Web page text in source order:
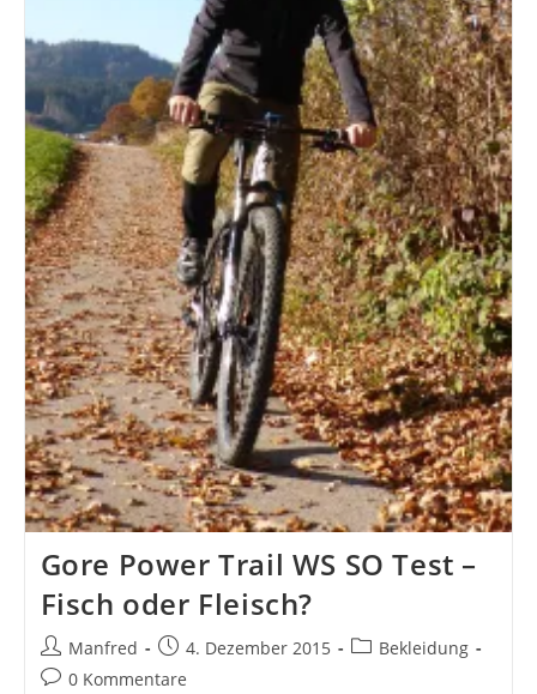
Gore Power Trail WS SO Test –
Fisch oder Fleisch?
Beitrags-
Autor:
Manfred
Beitrag
veröffentlicht:
4. Dezember 2015
Beitrags-
Bekleidung
Beitrags-
0 Kommentare